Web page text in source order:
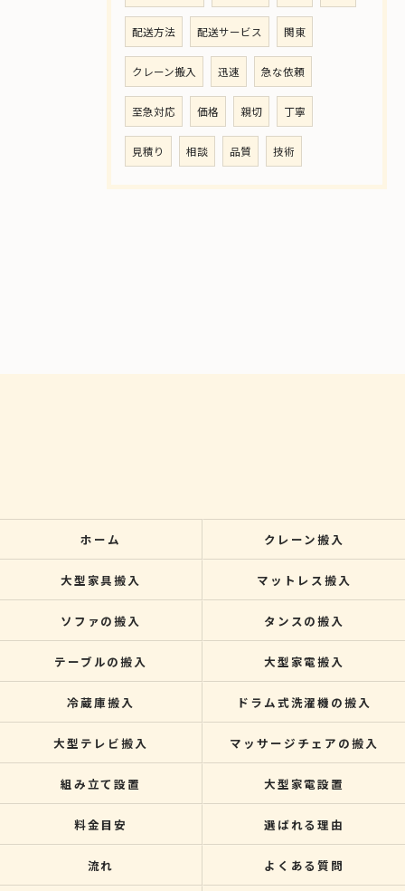
配送方法 配送サービス 関東
クレーン搬入 迅速 急な依頼
至急対応 価格 親切 丁寧
見積り 相談 品質 技術
ホーム クレーン搬入
大型家具搬入 マットレス搬入
ソファの搬入 タンスの搬入
テーブルの搬入 大型家電搬入
冷蔵庫搬入 ドラム式洗濯機の搬入
大型テレビ搬入 マッサージチェアの搬入
組み立て設置 大型家電設置
料金目安 選ばれる理由
流れ よくある質問